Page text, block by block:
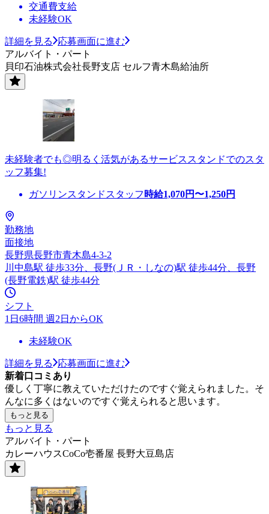
交通費支給
未経験OK
詳細を見る
応募画面に進む
アルバイト・パート
貝印石油株式会社長野支店 セルフ青木島給油所
未経験者でも◎明るく活気があるサービススタンドでのスタ
ッフ募集!
ガソリンスタンドスタッフ 時給1,070円〜1,250円
勤務地
面接地
長野県長野市青木島4-3-2
川中島駅 徒歩33分、長野(ＪＲ・しなの)駅 徒歩44分、長野
(長野電鉄)駅 徒歩44分
シフト
1日6時間 週2日からOK
未経験OK
詳細を見る
応募画面に進む
新着口コミあり
優しく丁寧に教えていただけたのですぐ覚えられました。そ
んなに多くはないのですぐ覚えられると思います。
もっと見る
もっと見る
アルバイト・パート
カレーハウスCoCo壱番屋 長野大豆島店